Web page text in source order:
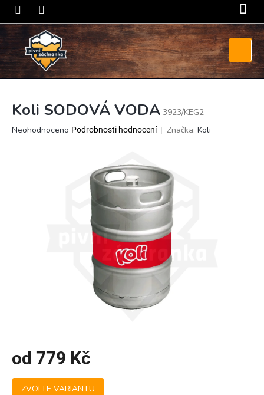
Přejít
obsah
Nákupní
košík
Koli SODOVÁ VODA 3923/KEG2
Průměrné
Neohodnoceno Podrobnosti hodnocení Značka: Koli
od 779 Kč
Měrná
cena:
ZVOLTE VARIANTU